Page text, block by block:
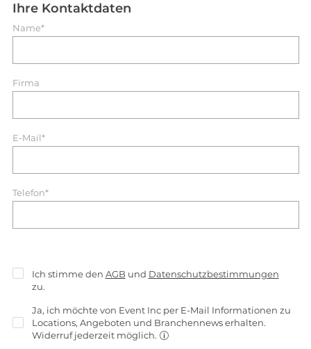
Ihre Kontaktdaten
Name*
Firma
E-Mail*
Telefon*
Ich stimme den AGB und Datenschutzbestimmungen
zu.
Ja, ich möchte von Event Inc per E-Mail Informationen zu
Locations, Angeboten und Branchennews erhalten.
Widerruf jederzeit möglich.